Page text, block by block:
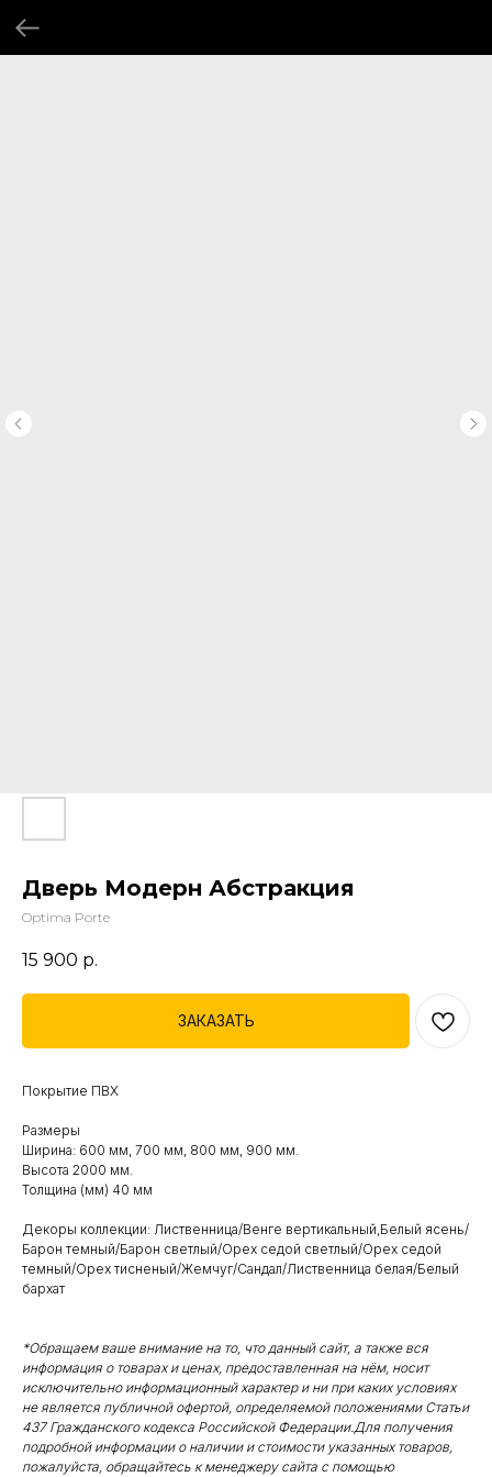
Дверь Модерн Абстракция
Optima Porte
15 900 р.
ЗАКАЗАТЬ
Покрытие ПВХ
Размеры
Ширина: 600 мм, 700 мм, 800 мм, 900 мм.
Высота 2000 мм.
Толщина (мм) 40 мм
Декоры коллекции: Лиственница/Венге вертикальный,Белый ясень/
Барон темный/Барон светлый/Орех седой светлый/Орех седой
темный/Орех тисненый/Жемчуг/Сандал/Лиственница белая/Белый
бархат
*Обращаем ваше внимание на то, что данный сайт, а также вся
информация о товарах и ценах, предоставленная на нём, носит
исключительно информационный характер и ни при каких условиях
не является публичной офертой, определяемой положениями Статьи
437 Гражданского кодекса Российской Федерации.Для получения
подробной информации о наличии и стоимости указанных товаров,
пожалуйста, обращайтесь к менеджеру сайта с помощью